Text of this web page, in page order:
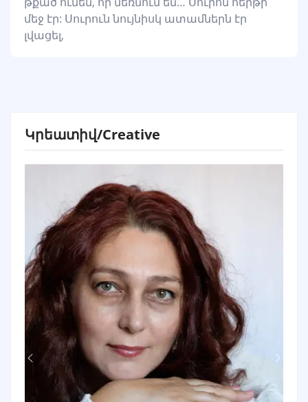
մեջ էր: Սուրուն նույնիսկ ատամներն էր
լվացել,
Կրեատիվ/Creative